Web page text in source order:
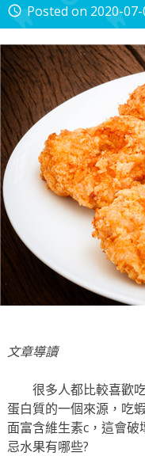
access_time Posted on 2020-
文章導讀
很多人都比較喜歡
蛋白質的一個來源，吃
面富含維生素c，這會
忌水果有哪些?